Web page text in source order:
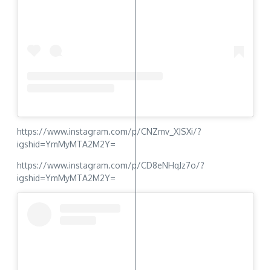
https://www.instagram.com/p/CNZmv_XJSXi/?
igshid=YmMyMTA2M2Y=
https://www.instagram.com/p/CD8eNHqJz7o/?
igshid=YmMyMTA2M2Y=